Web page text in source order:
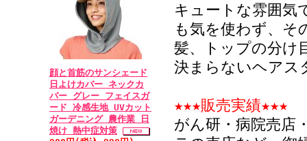
顔と首筋のサンシェード
日よけカバー ネックカ
バー グレー フェイスガ
ード 冷感生地 UVカット
ガーデニング 農作業 日
焼け 熱中症対策
• 2011/03/18
レベル：★★★★★
病気で脱毛し、悩
軽くて、かわいら
ヘアキャップで
ることで母も通院
キュートな雰囲気
も気を使わず、そ
髪、トップの分け
決まらないヘアス
★★★販売実績★★★
がん研・病院売店